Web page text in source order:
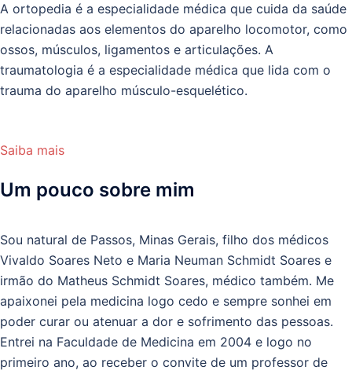
A ortopedia é a especialidade médica que cuida da saúde
relacionadas aos elementos do aparelho locomotor, como
ossos, músculos, ligamentos e articulações. A
traumatologia é a especialidade médica que lida com o
trauma do aparelho músculo-esquelético.
Saiba mais
Um pouco sobre mim
Sou natural de Passos, Minas Gerais, filho dos médicos
Vivaldo Soares Neto e Maria Neuman Schmidt Soares e
irmão do Matheus Schmidt Soares, médico também. Me
apaixonei pela medicina logo cedo e sempre sonhei em
poder curar ou atenuar a dor e sofrimento das pessoas.
Entrei na Faculdade de Medicina em 2004 e logo no
primeiro ano, ao receber o convite de um professor de